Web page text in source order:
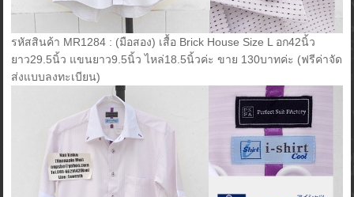
รหัสสินค้า MR1284 : (มือสอง) เสื้อ Brick House Size L อก42นิ้ว
ยาว29.5นิ้ว แขนยาว9.5นิ้ว ไหล่18.5นิ้วค่ะ ขาย 130บาทค่ะ (ฟรีค่าจัด
ส่งแบบลงทะเบียน)